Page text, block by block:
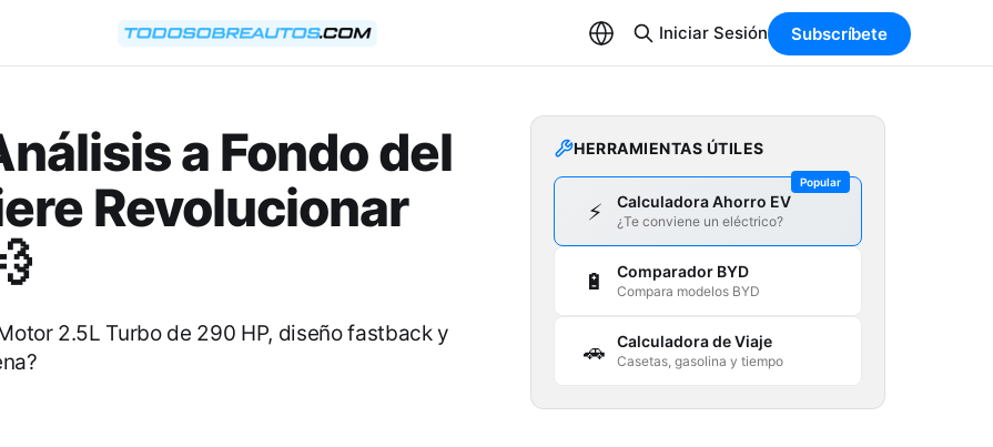
Iniciar Sesión Subscríbete
a Fondo del
Revolucionar
2.5L Turbo de 290 HP, diseño fastback y
HERRAMIENTAS ÚTILES
Popular
⚡ Calculadora Ahorro EV
¿Te conviene un eléctrico?
🔋 Comparador BYD
Compara modelos BYD
🚗 Calculadora de Viaje
Casetas, gasolina y tiempo